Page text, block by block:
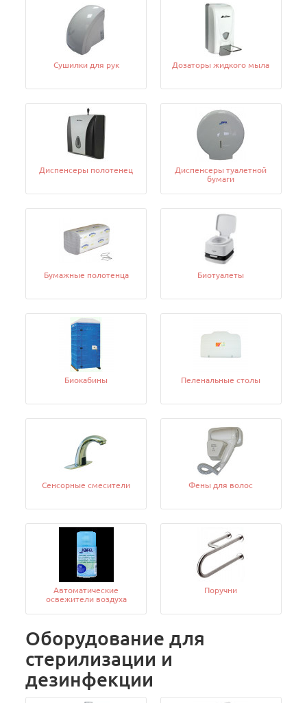
Сушилки для рук Дозаторы жидкого мыла
Диспенсеры полотенец
Диспенсеры туалетной
бумаги
Бумажные полотенца Биотуалеты
Биокабины Пеленальные столы
Сенсорные смесители Фены для волос
Автоматические
освежители воздуха
Поручни
Оборудование для
стерилизации и
дезинфекции